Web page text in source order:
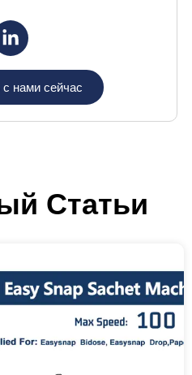
нами сейчас
Статьи